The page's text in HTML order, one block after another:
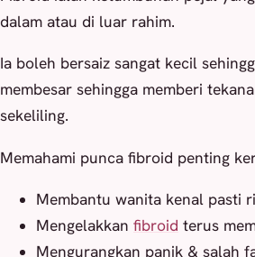
dalam atau di luar rahim.
Ia boleh bersaiz sangat kecil
membesar sehingga memberi
sekeliling.
Memahami punca fibroid penting
Membantu wanita kenal pasti
Mengelakkan fibroid terus
Mengurangkan panik & salah